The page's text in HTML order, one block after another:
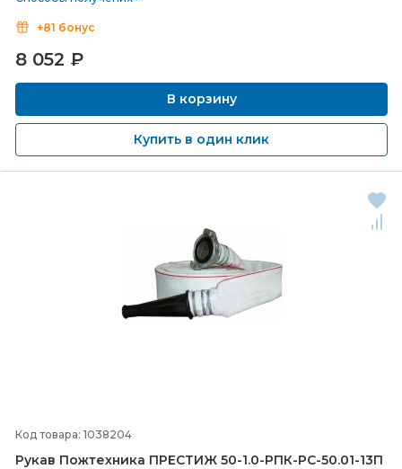
+81 бонус
8 052 ₽
В корзину
Купить в один клик
Код товара: 1038204
Рукав Пожтехника ПРЕСТИЖ 50-1.0-РПК-РС-50.01-13П